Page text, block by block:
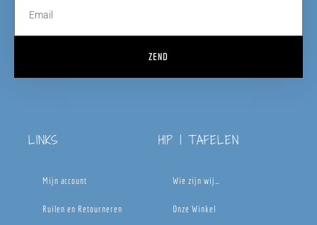
ZEND
LINKS
Mijn account
Ruilen en Retourneren
HIP | TAFELEN
Wie zijn wij…
Onze Winkel